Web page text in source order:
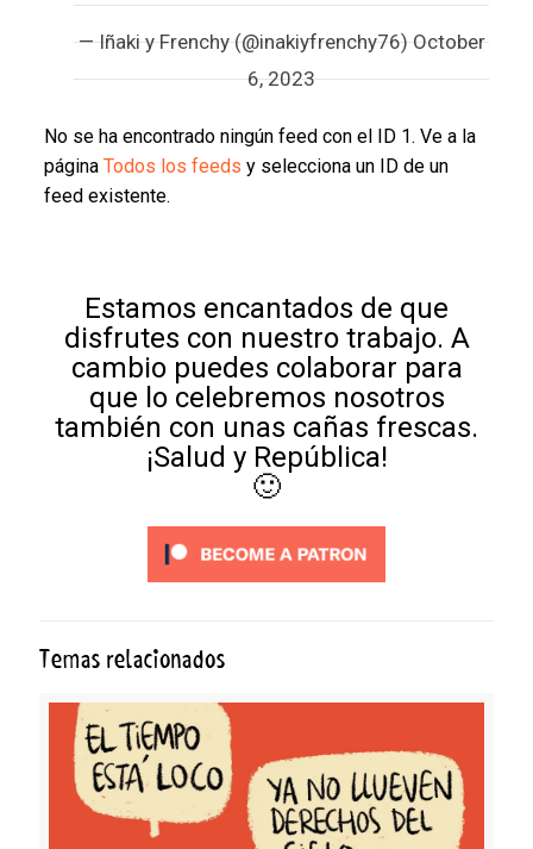
— Iñaki y Frenchy (@inakiyfrenchy76)October
6, 2023
No se ha encontrado ningún feed con el ID 1. Ve a la
página Todos los feeds y selecciona un ID de un
feed existente.
Estamos encantados de que
disfrutes con nuestro trabajo. A
cambio puedes colaborar para
que lo celebremos nosotros
también con unas cañas frescas.
¡Salud y República!
🙂
Temas relacionados